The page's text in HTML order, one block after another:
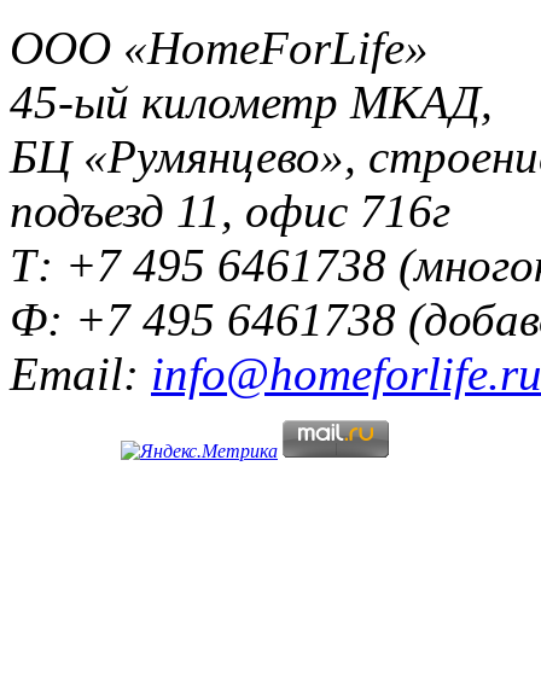
ООО «HomeForLife»
45-ый километр МКАД,
БЦ «Румянцево»,
подъезд 11, офис 716г
Т: +7 495 6461738
Ф: +7 495 6461738
Email: info@homeforlife.ru